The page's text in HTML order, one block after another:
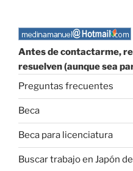
Antes de contactarme,
resuelven (aunque sea
Preguntas frecuentes
Beca
Beca para licenciatura
Buscar trabajo en Japón